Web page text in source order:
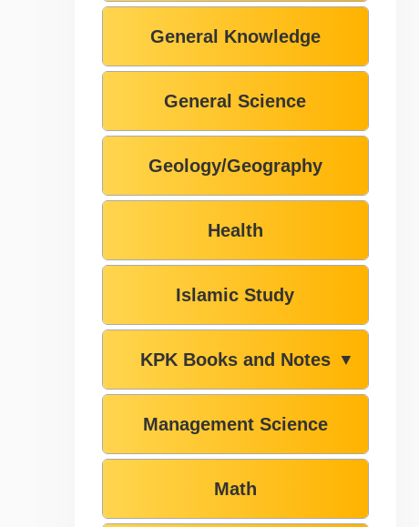
General Knowledge
General Science
Geology/Geography
Health
Islamic Study
KPK Books and Notes ▼
Management Science
Math